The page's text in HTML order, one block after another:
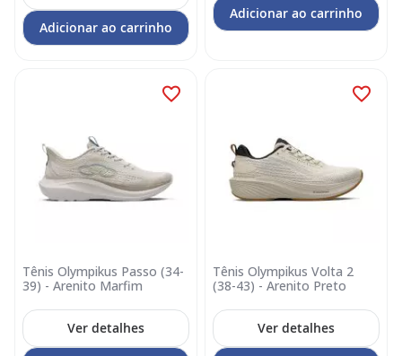
Adicionar ao carrinho
Adicionar ao carrinho
Tênis Olympikus Passo (34-
39) - Arenito Marfim
Ver detalhes
Tênis Olympikus Volta 2
(38-43) - Arenito Preto
Ver detalhes